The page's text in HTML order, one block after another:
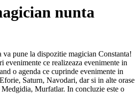
nunta
pune la dispozitie magician Constanta!
evenimente ce realizeaza evenimente in
o agenda ce cuprinde evenimente in
Saturn, Navodari, dar si in alte orase
Murfatlar. In concluzie este o